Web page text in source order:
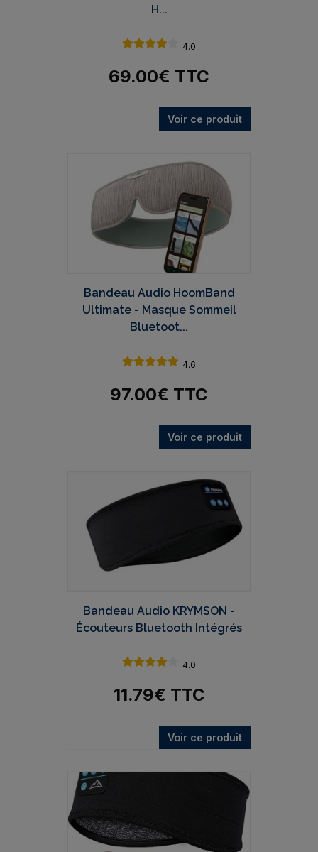
H...
4.0
69.00€ TTC
Voir ce produit
Bandeau Audio HoomBand
Ultimate - Masque Sommeil
Bluetoot...
4.6
97.00€ TTC
Voir ce produit
Bandeau Audio KRYMSON -
Écouteurs Bluetooth Intégrés
4.0
11.79€ TTC
Voir ce produit